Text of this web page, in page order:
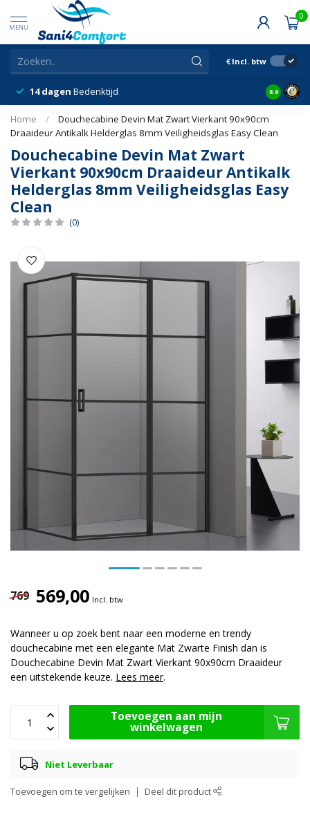
MENU
0
€ Incl. btw
14 dagen Bedenktijd Snelle
8.9
Home /
Douchecabine Devin Mat Zwart Vierkant 90x90cm
Draaideur Antikalk Helderglas 8mm Veiligheidsglas Easy Clean
Douchecabine Devin Mat Zwart
Vierkant 90x90cm Draaideur Antikalk
Helderglas 8mm Veiligheidsglas Easy
Clean
(0)
769 569,00 Incl. btw
Wanneer u op zoek bent naar een moderne en trendy
douchecabine met een elegante Mat Zwarte Finish dan is
Douchecabine Devin Mat Zwart Vierkant 90x90cm Draaideur
een uitstekende keuze. Lees meer.
Toevoegen aan mijn
winkelwagen
Niet Leverbaar
Toevoegen om te vergelijken Deel dit product